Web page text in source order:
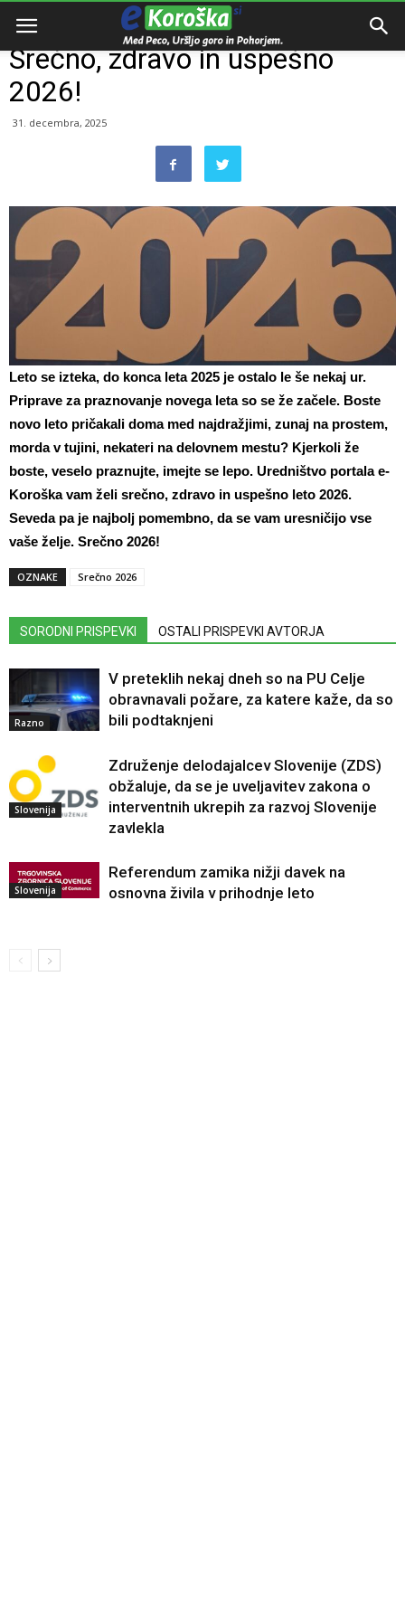
Domov
Srečno, zdravo in uspešno
2026!
31. decembra, 2025
Leto se izteka, do konca leta 2025 je ostalo le še nekaj ur.
Priprave za praznovanje novega leta so se že začele. Boste
novo leto pričakali doma med najdražjimi, zunaj na prostem,
morda v tujini, nekateri na delovnem mestu? Kjerkoli že
boste, veselo praznujte, imejte se lepo. Uredništvo portala e-
Koroška vam želi srečno, zdravo in uspešno leto 2026.
Seveda pa je najbolj pomembno, da se vam uresničijo vse
vaše želje. Srečno 2026!
OZNAKE Srečno 2026
SORODNI PRISPEVKI OSTALI PRISPEVKI AVTORJA
Razno
V preteklih nekaj dneh so na PU Celje
obravnavali požare, za katere kaže, da so
bili podtaknjeni
Slovenija
Združenje delodajalcev Slovenije (ZDS)
obžaluje, da se je uveljavitev zakona o
interventnih ukrepih za razvoj Slovenije
zavlekla
Slovenija
Referendum zamika nižji davek na
osnovna živila v prihodnje leto